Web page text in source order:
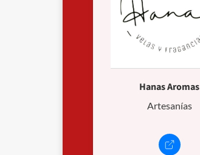
Hanas Aromas
Artesanías